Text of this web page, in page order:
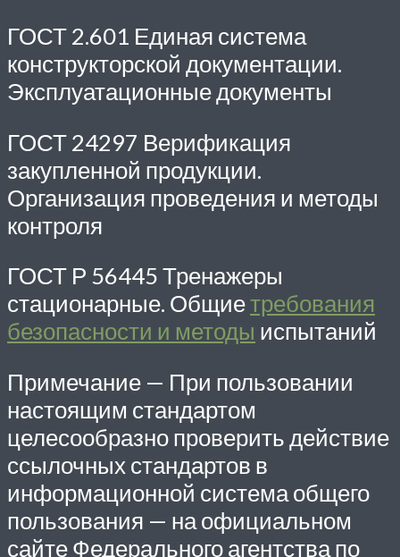
ГОСТ 2.601 Единая система
конструкторской документации.
Эксплуатационные документы
ГОСТ 24297 Верификация
закупленной продукции.
Организация проведения и методы
контроля
ГОСТ Р 56445 Тренажеры
стационарные. Общиетребования
безопасности и методы испытаний
Примечание — При пользовании
настоящим стандартом
целесообразно проверить действие
ссылочных стандартов в
информационной система общего
пользования — на официальном
сайте Федерального агентства по